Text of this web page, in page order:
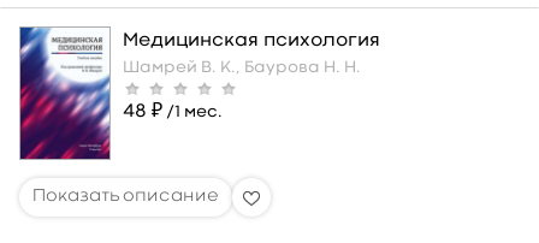
Медицинская психология
Шамрей В. К., Баурова Н. Н.
48 ₽ /1 мес.